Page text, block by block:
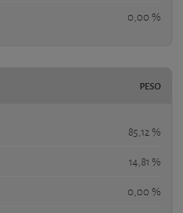
0,00 %
PESO
85,12 %
14,81 %
0,00 %